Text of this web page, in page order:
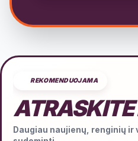
REKOMENDUOJAMA
ATRASKITE
Daugiau naujienų, renginių ir